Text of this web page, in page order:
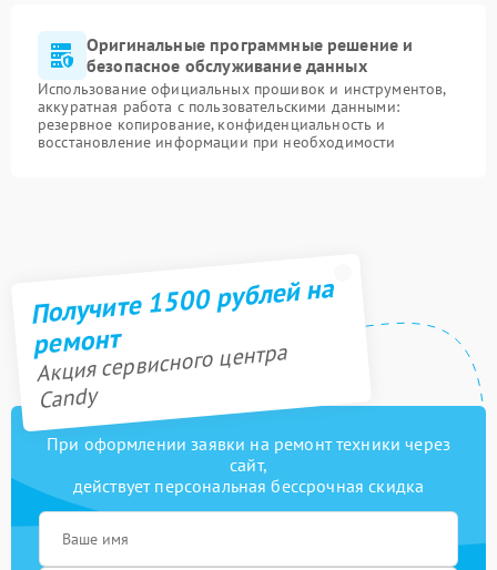
Оригинальные программные решение и
безопасное обслуживание данных
Использование официальных прошивок и инструментов,
аккуратная работа с пользовательскими данными:
резервное копирование, конфиденциальность и
восстановление информации при необходимости
Получите 1500 рублей на
ремонт
Акция сервисного центра
Candy
При оформлении заявки на ремонт техники через
сайт,
действует персональная бессрочная скидка